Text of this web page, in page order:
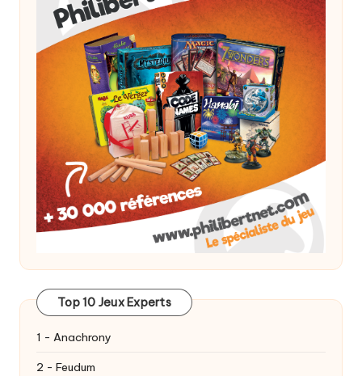
Top 10 Jeux Experts
1 - Anachrony
2 - Feudum